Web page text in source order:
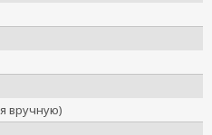
вручную)